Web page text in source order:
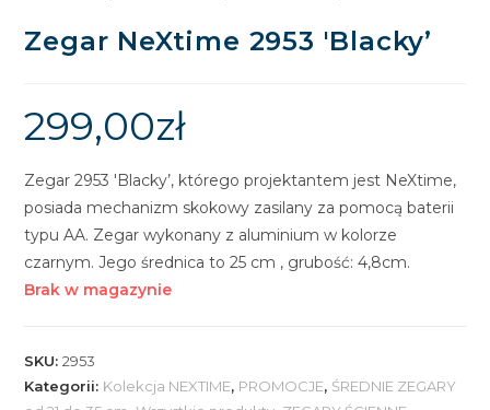
Zegar NeXtime 2953 'Blacky’
299,00zł
Zegar 2953 'Blacky’, którego projektantem jest NeXtime,
posiada mechanizm skokowy zasilany za pomocą baterii
typu AA. Zegar wykonany z aluminium w kolorze
czarnym. Jego średnica to 25 cm , grubość: 4,8cm.
Brak w magazynie
SKU:2953
Kategorii: Kolekcja NEXTIME, PROMOCJE, ŚREDNIE ZEGARY